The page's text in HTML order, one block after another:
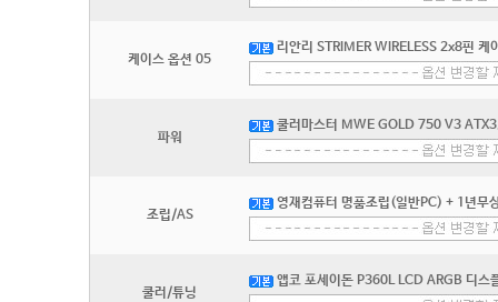
케이스 옵션 05
리안리 STRIMER WIRELESS 2x8핀
파워
쿨러마스터 MWE GOLD 750 V3
조립/AS
영재컴퓨터 명품조립(일반PC) + 1년무
쿨러/튜닝
앱코 포세이돈 P360L LCD ARGB 디스